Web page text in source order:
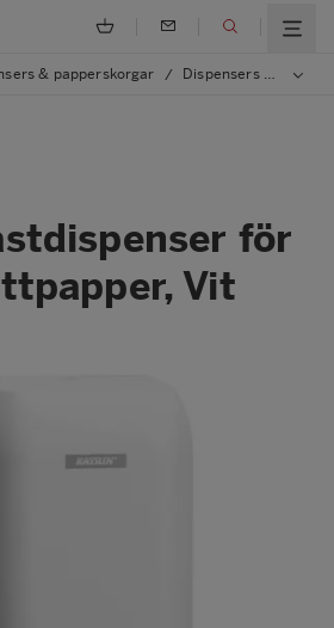
& papperskorgar / Dispensers och papperskorgar av plast
för
Vit